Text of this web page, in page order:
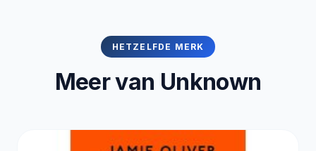
HETZELFDE MERK
Meer van Unknown